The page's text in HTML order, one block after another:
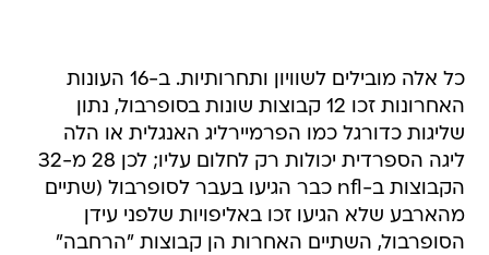
כל אלה מובילים לשוויון ותחרותיות. ב-16 העונות
האחרונות זכו 12 קבוצות שונות בסופרבול, נתון
שליגות כדורגל כמו הפרמיירליג האנגלית או הלה
ליגה הספרדית יכולות רק לחלום עליו; לכן 28 מ-32
הקבוצות ב-nfl כבר הגיעו בעבר לסופרבול (שתיים
מהארבע שלא הגיעו זכו באליפויות שלפני עידן
הסופרבול, השתיים האחרות הן קבוצות "הרחבה"